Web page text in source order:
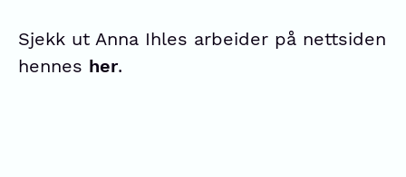
Sjekk ut Anna Ihles arbeider på nettsiden
hennes her.